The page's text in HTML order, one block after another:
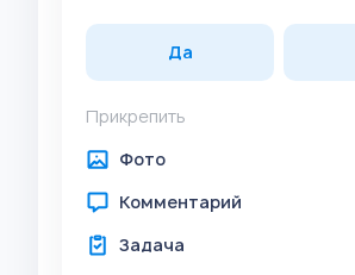
Да
Прикрепить
Фото
Комментарий
Задача